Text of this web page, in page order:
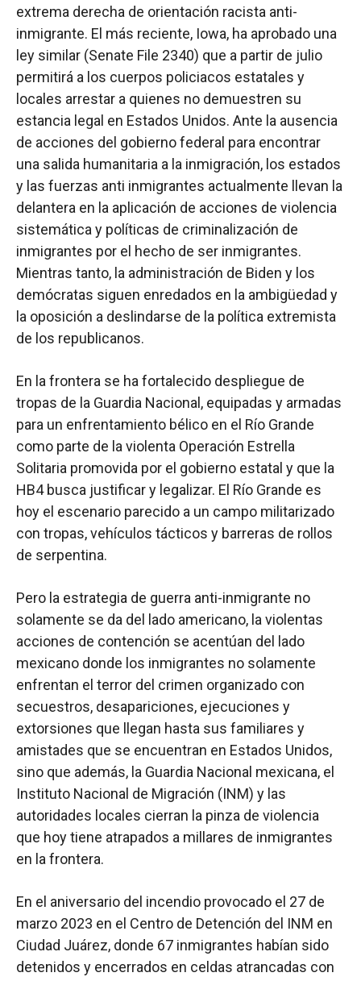
extrema derecha de orientación racista anti-
inmigrante. El más reciente, Iowa, ha aprobado una
ley similar (Senate File 2340) que a partir de julio
permitirá a los cuerpos policiacos estatales y
locales arrestar a quienes no demuestren su
estancia legal en Estados Unidos. Ante la ausencia
de acciones del gobierno federal para encontrar
una salida humanitaria a la inmigración, los estados
y las fuerzas anti inmigrantes actualmente llevan la
delantera en la aplicación de acciones de violencia
sistemática y políticas de criminalización de
inmigrantes por el hecho de ser inmigrantes.
Mientras tanto, la administración de Biden y los
demócratas siguen enredados en la ambigüedad y
la oposición a deslindarse de la política extremista
de los republicanos.
En la frontera se ha fortalecido despliegue de
tropas de la Guardia Nacional, equipadas y armadas
para un enfrentamiento bélico en el Río Grande
como parte de la violenta Operación Estrella
Solitaria promovida por el gobierno estatal y que la
HB4 busca justificar y legalizar. El Río Grande es
hoy el escenario parecido a un campo militarizado
con tropas, vehículos tácticos y barreras de rollos
de serpentina.
Pero la estrategia de guerra anti-inmigrante no
solamente se da del lado americano, la violentas
acciones de contención se acentúan del lado
mexicano donde los inmigrantes no solamente
enfrentan el terror del crimen organizado con
secuestros, desapariciones, ejecuciones y
extorsiones que llegan hasta sus familiares y
amistades que se encuentran en Estados Unidos,
sino que además, la Guardia Nacional mexicana, el
Instituto Nacional de Migración (INM) y las
autoridades locales cierran la pinza de violencia
que hoy tiene atrapados a millares de inmigrantes
en la frontera.
En el aniversario del incendio provocado el 27 de
marzo 2023 en el Centro de Detención del INM en
Ciudad Juárez, donde 67 inmigrantes habían sido
detenidos y encerrados en celdas atrancadas con